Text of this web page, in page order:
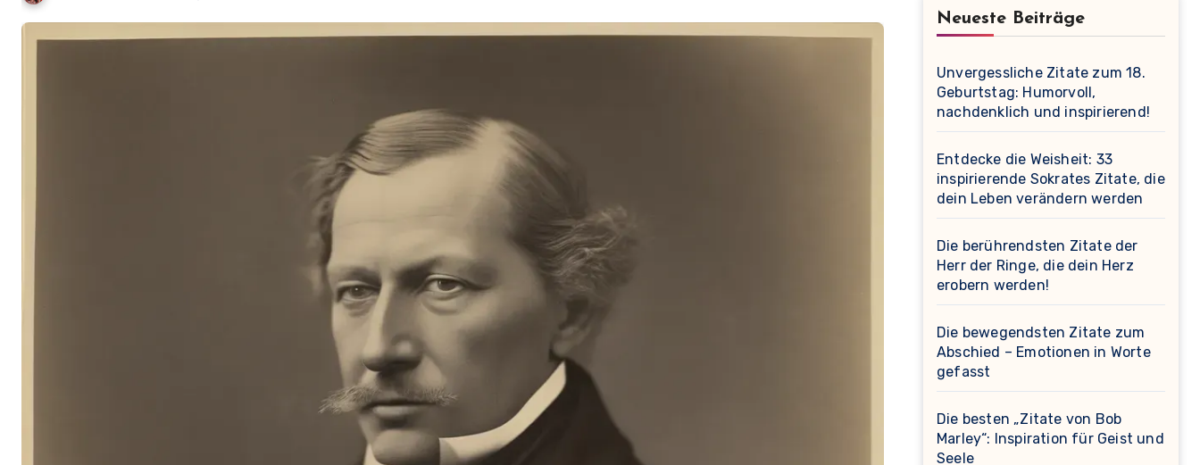
Neueste Beiträge
Unvergessliche Zitate zum 18.
Geburtstag: Humorvoll,
nachdenklich und inspirierend!
Entdecke die Weisheit: 33
inspirierende Sokrates Zitate, die
dein Leben verändern werden
Die berührendsten Zitate der
Herr der Ringe, die dein Herz
erobern werden!
Die bewegendsten Zitate zum
Abschied – Emotionen in Worte
gefasst
Die besten „Zitate von Bob
Marley“: Inspiration für Geist und
Seele